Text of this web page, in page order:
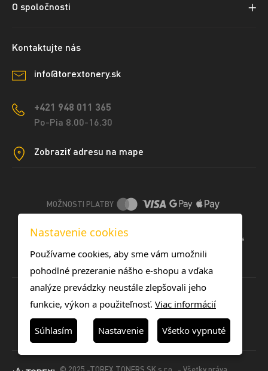
O spoločnosti
Kontaktujte nás
info@torextonery.sk
+421 948 011 365
Po-Pia 8.00-16.30
Zobraziť adresu na mape
MOŽNOSTI PLATBY
© 2025 -TOREX TONERS SK s.r.o. - Všetky práva
Nastavenie cookies
Používame cookies, aby sme vám umožnili
pohodlné prezeranie nášho e-shopu a vďaka
analýze prevádzky neustále zlepšovali jeho
funkcie, výkon a použiteľnosť. Viac informácií
Súhlasím Nastavenie Všetko vypnuté